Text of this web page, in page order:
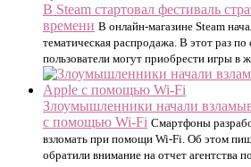
В Steam стартовал фестиваль
времени В онлайн-магазине Steam
тематическая распродажа. В этот раз
пользователи могут приобрести игры в
Злоумышленники начали
с помощью Wi-Fi Смартфоны
взломать при помощи Wi-Fi. Об этом
обратили внимание на отчет агентства